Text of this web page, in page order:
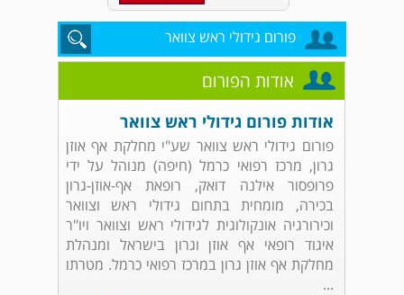
פורום גידולי ראש צוואר
אודות הפורום
אודות פורום גידולי ראש צוואר
פורום גידולי ראש צוואר שע"י מחלקת אף אוזן
גרון, מרכז רפואי כרמל (חיפה) מנוהל על ידי
פרופסור אילנה דואק, רופאת אף-אוזן-גרון
בכירה, מומחית בתחום גידולי ראש וצוואר
וכירורגיה אונקולוגית לגידולי ראש וצוואר ויו"ר
איגוד רופאי אף אוזן וגרון בישראל ומנהלת
מחלקת אף אוזן גרון במרכז רפואי כרמל. מטרתו
...